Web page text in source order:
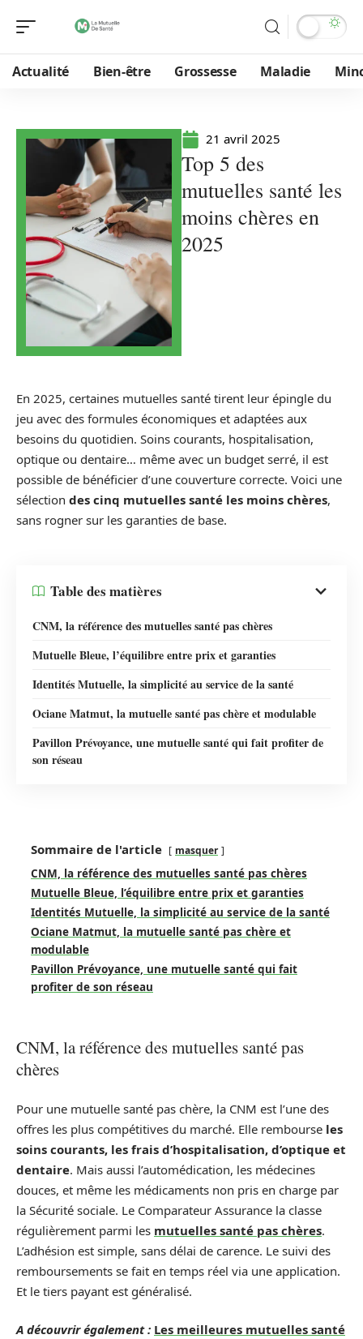
Actualité Bien-être Grossesse Maladie
21 avril 2025
Top 5 des
mutuelles santé les
moins chères en
2025
En 2025, certaines mutuelles santé tirent leur épingle du
jeu avec des formules économiques et adaptées aux
besoins du quotidien. Soins courants, hospitalisation,
optique ou dentaire… même avec un budget serré, il est
possible de bénéficier d’une couverture correcte. Voici une
sélection des cinq mutuelles santé les moins chères,
sans rogner sur les garanties de base.
Table des matières
CNM, la référence des mutuelles santé pas chères
Mutuelle Bleue, l’équilibre entre prix et garanties
Identités Mutuelle, la simplicité au service de la santé
Ociane Matmut, la mutuelle santé pas chère et modulable
Pavillon Prévoyance, une mutuelle santé qui fait profiter de
son réseau
Sommaire de l'article masquer
CNM, la référence des mutuelles santé pas chères
Mutuelle Bleue, l’équilibre entre prix et garanties
Identités Mutuelle, la simplicité au service de la santé
Ociane Matmut, la mutuelle santé pas chère et
modulable
Pavillon Prévoyance, une mutuelle santé qui fait
profiter de son réseau
CNM, la référence des mutuelles santé pas
chères
Pour une mutuelle santé pas chère, la CNM est l’une des
offres les plus compétitives du marché. Elle rembourse les
soins courants, les frais d’hospitalisation, d’optique et
dentaire. Mais aussi l’automédication, les médecines
douces, et même les médicaments non pris en charge par
la Sécurité sociale. Le Comparateur Assurance la classe
régulièrement parmi les mutuelles santé pas chères.
L’adhésion est simple, sans délai de carence. Le suivi des
remboursements se fait en temps réel via une application.
Et le tiers payant est généralisé.
A découvrir également : Les meilleures mutuelles santé